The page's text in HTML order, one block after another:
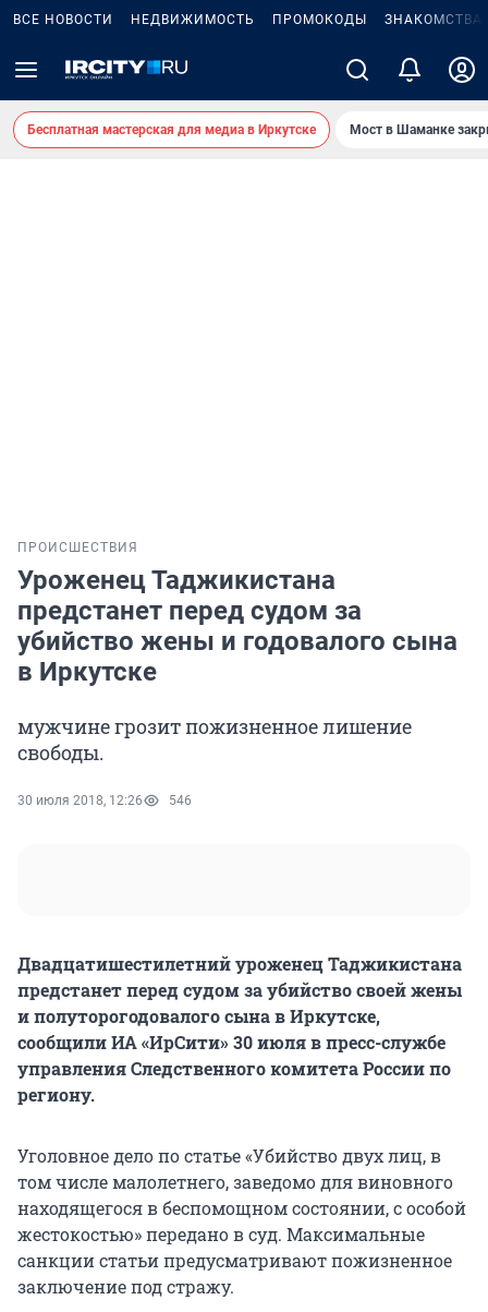
ВСЕ НОВОСТИ НЕДВИЖИМОСТЬ ПРОМОКОДЫ ЗНАКОМСТВА
Бесплатная мастерская для медиа в Иркутске Мост в Шаманке
ПРОИСШЕСТВИЯ
Уроженец Таджикистана
предстанет перед судом за
убийство жены и годовалого сына
в Иркутске
мужчине грозит пожизненное лишение
свободы.
30 июля 2018, 12:26 546
Двадцатишестилетний уроженец Таджикистана
предстанет перед судом за убийство своей жены
и полуторогодовалого сына в Иркутске,
сообщили ИА «ИрСити» 30 июля в пресс-службе
управления Следственного комитета России по
региону.
Уголовное дело по статье «Убийство двух лиц, в
том числе малолетнего, заведомо для виновного
находящегося в беспомощном состоянии, с особой
жестокостью» передано в суд. Максимальные
санкции статьи предусматривают пожизненное
заключение под стражу.